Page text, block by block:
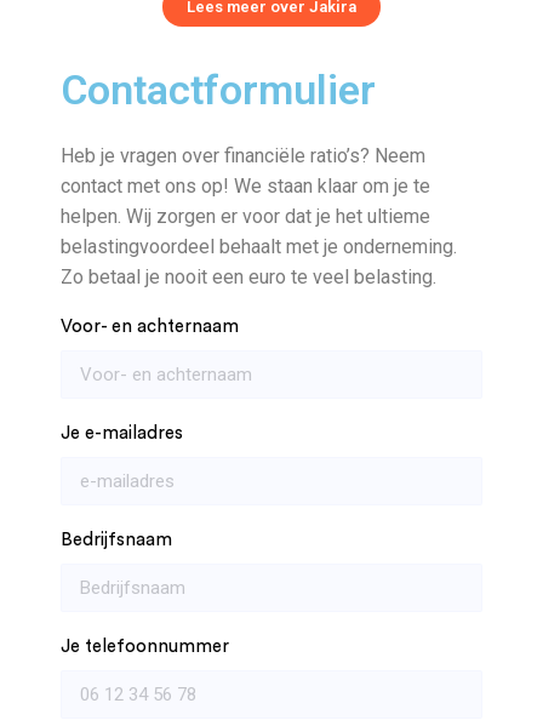
Lees meer over Jakira
Contactformulier
Heb je vragen over financiële ratio’s? Neem
contact met ons op! We staan klaar om je te
helpen. Wij zorgen er voor dat je het ultieme
belastingvoordeel behaalt met je onderneming.
Zo betaal je nooit een euro te veel belasting.
Voor- en achternaam
Je e-mailadres
Bedrijfsnaam
Je telefoonnummer